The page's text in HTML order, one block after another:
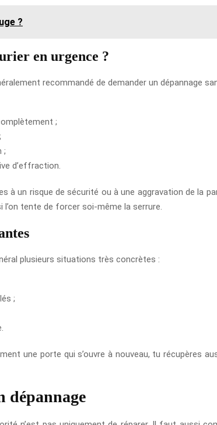
?
en urgence ?
recommandé de demander un dépannage
;
;
d’effraction.
à un risque de sécurité ou à une aggravation de la
tente de forcer soi-même la serrure.
plusieurs situations très concrètes :
;
une porte qui s’ouvre à nouveau, tu récupères
dépannage